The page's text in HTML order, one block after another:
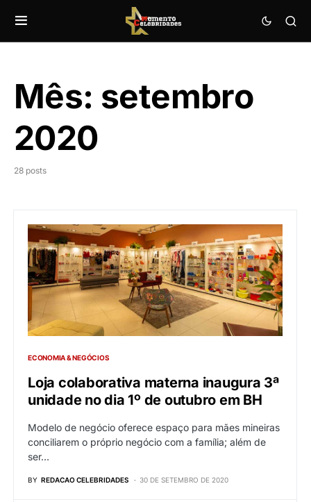
Mês: setembro
2020
28 posts
ECONOMIA & NEGÓCIOS
Loja colaborativa materna inaugura 3ª
unidade no dia 1º de outubro em BH
Modelo de negócio oferece espaço para mães mineiras
conciliarem o próprio negócio com a família; além de
ser…
BY REDACAO CELEBRIDADES 30 DE SETEMBRO DE 2020